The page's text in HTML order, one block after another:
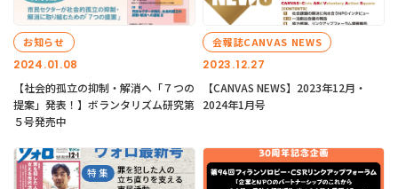
2024.01.08
お知らせ
【社会的孤立の抑制・解消へ「７つの
提案」発表！】ボランタリズム研究第
５号発売中
2023.12.27
会報誌CANVAS NEWS
【CANVAS NEWS】2023年12月・
2024年1月号